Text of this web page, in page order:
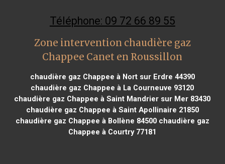
Téléphone: 09 72 66 89 55
Zone intervention chaudière gaz
Chappee Canet en Roussillon
chaudière gaz Chappee à Nort sur Erdre 44390
chaudière gaz Chappee à La Courneuve 93120
chaudière gaz Chappee à Saint Mandrier sur Mer 83430
chaudière gaz Chappee à Saint Apollinaire 21850
chaudière gaz Chappee à Bollène 84500chaudière gaz
Chappee à Courtry 77181